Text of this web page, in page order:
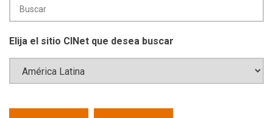
Elija el sitio CINet que desea buscar